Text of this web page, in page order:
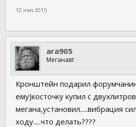
12 ноя 2015
ara905
Меганавт
Кронштейн подарил
ему)косточку купил с
мегана,установил.....вибрация
ходу.....что делать????